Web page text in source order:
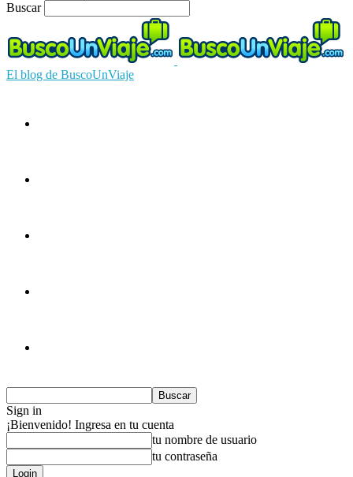
Buscar
El blog de BuscoUnViaje
Sign in
¡Bienvenido! Ingresa en tu cuenta
tu nombre de usuario
tu contraseña